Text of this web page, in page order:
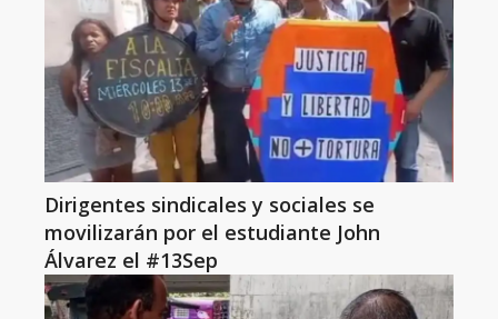
Dirigentes sindicales y sociales se
movilizarán por el estudiante John
Álvarez el #13Sep